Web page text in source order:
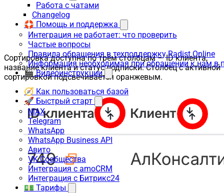
Работа с чатами
Changelog
🛟 Помощь и поддержка
Интеграция не работает: что проверить
Частые вопросы
Правила обращения в техподдержку Radist.Online
Информация необходимая при обращении к нам в
🎬 Видеоинструкции
🧭 Как пользоваться базой
🚀 Быстрый старт
MAX
Telegram
WhatsApp
WhatsApp Business API
Авито
VK Сообщества
Интеграция с amoCRM
Интеграция с Битрикс24
💵 Тарифы
Сортировка доступна по трём столбцам — ID клиента,
название клиента и статус подписки. Столбец с активной
сортировкой подсвечивается оранжевым.